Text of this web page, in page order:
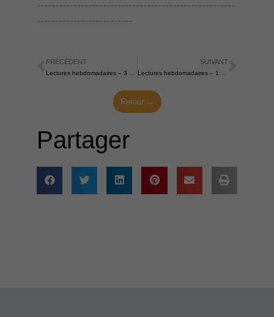
------------------------------------------------------
--------------------------
Précédent
PRÉCÉDENT
Lectures hebdomadaires – 3 août 2025
SUIVANT
Lectures hebdomadaires – 17 août 2025
Retour →
Partager